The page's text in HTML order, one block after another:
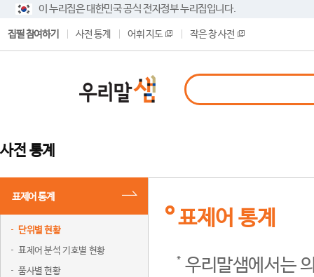
이 누리집은 대한민국 공식 전자정부 누리집입니다.
집필 참여하기 사전 통계 어휘 지도 작은 창 사전
사전 통계
표제어 통계
단위별 현황
표제어 분석 기호별 현황
품사별 현황
표제어 통계
우리말샘에서는